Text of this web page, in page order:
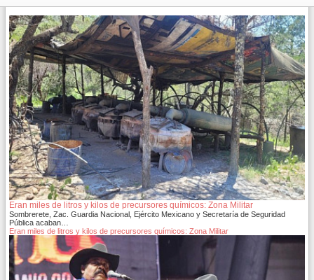
Eran miles de litros y kilos de precursores químicos: Zona Militar
Sombrerete, Zac. Guardia Nacional, Ejército Mexicano y Secretaría de Seguridad
Pública acaban…
Eran miles de litros y kilos de precursores químicos: Zona Militar